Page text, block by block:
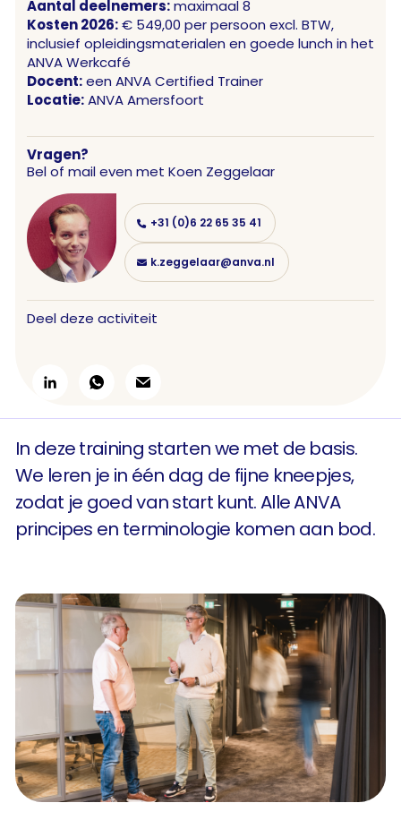
Aantal deelnemers:maximaal 8
Kosten 2026:€ 549,00 per persoon excl. BTW,
inclusief opleidingsmaterialen en goede lunch in het
ANVA Werkcafé
Docent:een ANVA Certified Trainer
Locatie:ANVA Amersfoort
Vragen?
Bel of mail even met Koen Zeggelaar
+31 (0)6 22 65 35 41
k.zeggelaar@anva.nl
Deel deze activiteit
In deze training starten we met de basis.
We leren je in één dag de fijne kneepjes,
zodat je goed van start kunt. Alle ANVA
principes en terminologie komen aan bod.